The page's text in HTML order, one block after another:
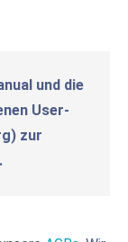
und die
User-
zur